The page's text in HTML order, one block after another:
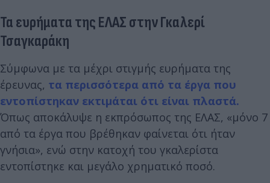
Τα ευρήματα της ΕΛΑΣ στην Γκαλερί
Τσαγκαράκη
Σύμφωνα με τα μέχρι στιγμής ευρήματα της
έρευνας, τα περισσότερα από τα έργα που
εντοπίστηκαν εκτιμάται ότι είναι πλαστά.
Όπως αποκάλυψε η εκπρόσωπος της ΕΛΑΣ, «μόνο 7
από τα έργα που βρέθηκαν φαίνεται ότι ήταν
γνήσια», ενώ στην κατοχή του γκαλερίστα
εντοπίστηκε και μεγάλο χρηματικό ποσό.